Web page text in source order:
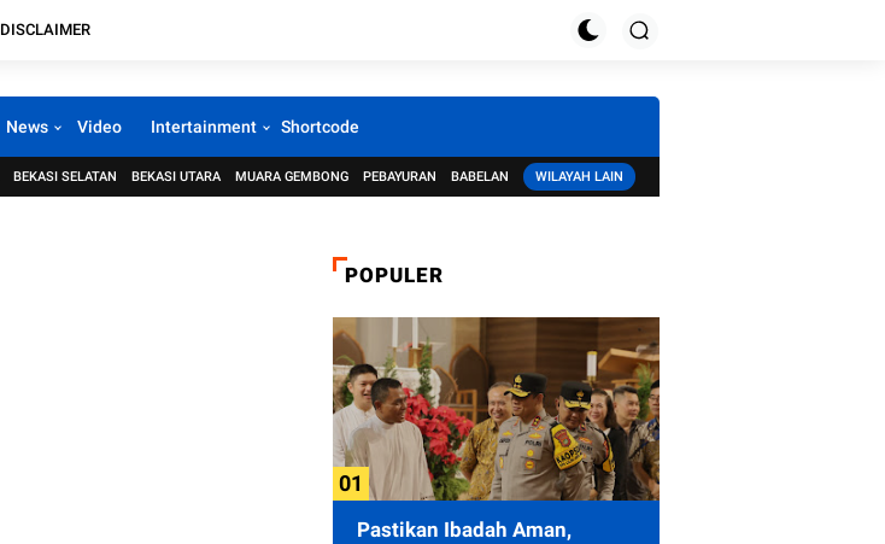
DISCLAIMER
News Video Intertainment Shortcode
BEKASI SELATAN BEKASI UTARA MUARA GEMBONG PEBAYURAN BABELAN WILAYAH LAIN
POPULER
Pastikan Ibadah Aman,